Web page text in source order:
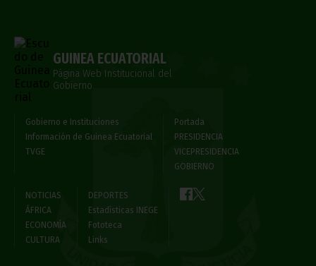
GUINEA ECUATORIAL
Página Web Institucional del
Gobierno
Gobierno e Instituciones
Información de Guinea Ecuatorial
TVGE
Portada
PRESIDENCIA
VICEPRESIDENCIA
GOBIERNO
NOTICIAS
ÁFRICA
ECONOMÍA
CULTURA
DEPORTES
Estadísticas INEGE
Fototeca
Links